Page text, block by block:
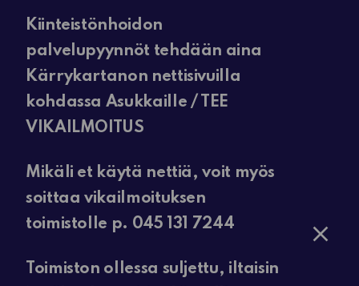
Kiinteistönhoidon
palvelupyynnöt tehdään aina
Kärrykartanon nettisivuilla
kohdassa Asukkaille / TEE
VIKAILMOITUS
Mikäli et käytä nettiä, voit myös
soittaa vikailmoituksen
toimistolle p. 045 131 7244
Toimiston ollessa suljettu, iltaisin